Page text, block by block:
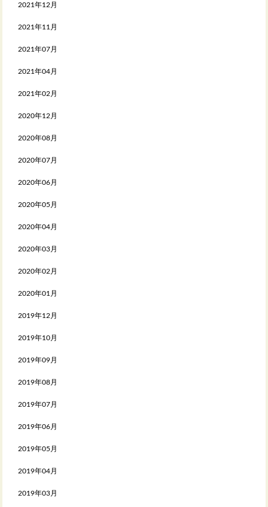
2021年12月
2021年11月
2021年07月
2021年04月
2021年02月
2020年12月
2020年08月
2020年07月
2020年06月
2020年05月
2020年04月
2020年03月
2020年02月
2020年01月
2019年12月
2019年10月
2019年09月
2019年08月
2019年07月
2019年06月
2019年05月
2019年04月
2019年03月